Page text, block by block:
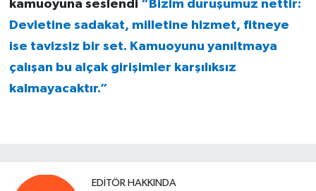
kamuoyuna seslendi “Bizim duruşumuz nettir:
Devletine sadakat, milletine hizmet, fitneye
ise tavizsiz bir set. Kamuoyunu yanıltmaya
çalışan bu alçak girişimler karşılıksız
kalmayacaktır.”
EDITÖR HAKKINDA